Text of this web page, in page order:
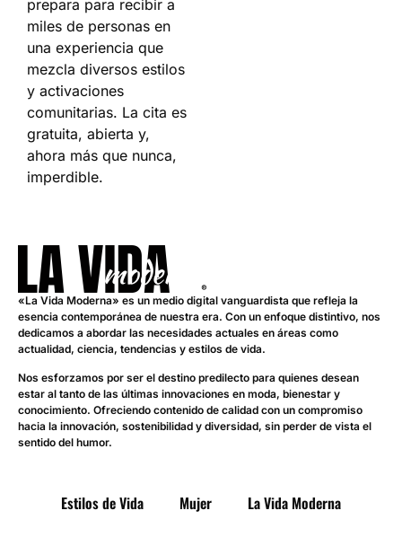
prepara para recibir a
miles de personas en
una experiencia que
mezcla diversos estilos
y activaciones
comunitarias. La cita es
gratuita, abierta y,
ahora más que nunca,
imperdible.
«La Vida Moderna» es un medio digital vanguardista que refleja la
esencia contemporánea de nuestra era. Con un enfoque distintivo, nos
dedicamos a abordar las necesidades actuales en áreas como
actualidad, ciencia, tendencias y estilos de vida.
Nos esforzamos por ser el destino predilecto para quienes desean
estar al tanto de las últimas innovaciones en moda, bienestar y
conocimiento. Ofreciendo contenido de calidad con un compromiso
hacia la innovación, sostenibilidad y diversidad, sin perder de vista el
sentido del humor.
Estilos de Vida Mujer
La Vida Moderna